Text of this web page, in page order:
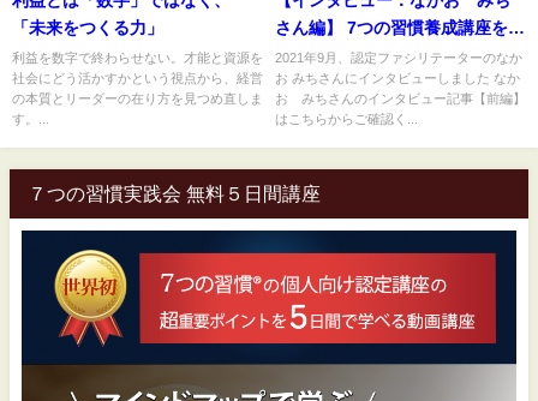
「未来をつくる力」
利益を数字で終わらせない。才能と資源を
社会にどう活かすかという視点から、経営
の本質とリーダーの在り方を見つめ直しま
す。...
さん編】 7つの習慣養成講座を通
して、知ることができたのは 想
像をはるかに超えた、両親の愛
でした。（後編）
2021年9月、認定ファシリテーターのなか
お みちさんにインタビューしました なか
お みちさんのインタビュー記事【前編】
はこちらからご確認く...
７つの習慣実践会 無料５日間講座